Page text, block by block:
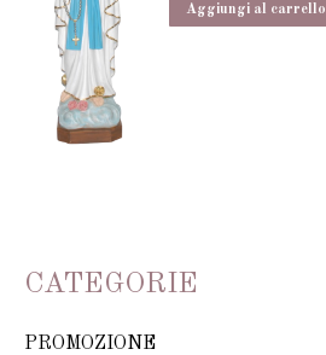
Aggiungi al carrello
CATEGORIE
PROMOZIONE